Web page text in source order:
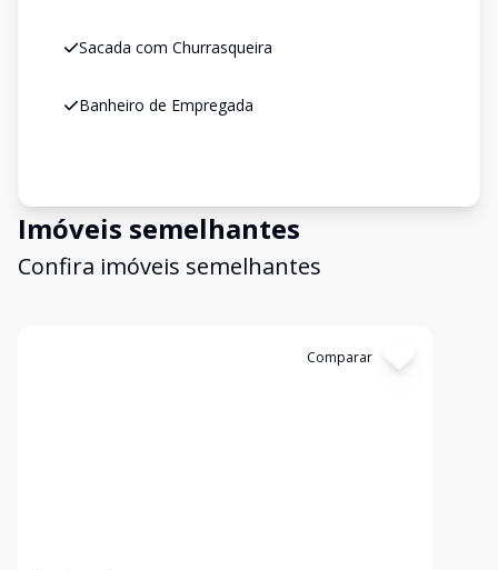
Sacada com Churrasqueira
Banheiro de Empregada
Imóveis semelhantes
Confira imóveis semelhantes
Comparar